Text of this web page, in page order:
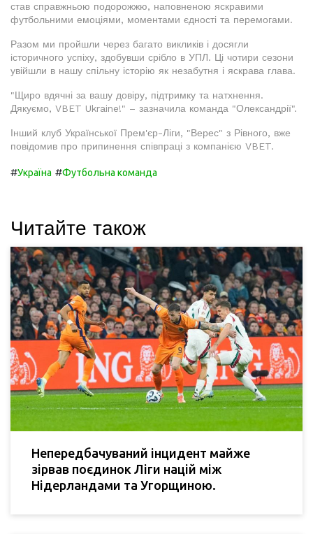
став справжньою подорожжю, наповненою яскравими
футбольними емоціями, моментами єдності та перемогами.
Разом ми пройшли через багато викликів і досягли
історичного успіху, здобувши срібло в УПЛ. Ці чотири сезони
увійшли в нашу спільну історію як незабутня і яскрава глава.
"Щиро вдячні за вашу довіру, підтримку та натхнення.
Дякуємо, VBET Ukraine!" – зазначила команда "Олександрії".
Інший клуб Української Прем'єр-Ліги, "Верес" з Рівного, вже
повідомив про припинення співпраці з компанією VBET.
#Україна #Футбольна команда
Читайте також
Непередбачуваний інцидент майже
зірвав поєдинок Ліги націй між
Нідерландами та Угорщиною.